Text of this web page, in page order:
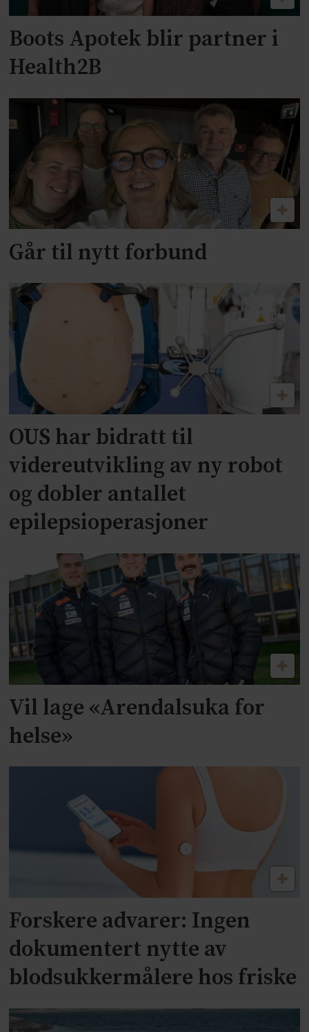
Boots Apotek blir partner i
Health2B
Går til nytt forbund
OUS har bidratt til
videreutvikling av ny robot
og dobler antallet
epilepsioperasjoner
Vil lage «Arendalsuka for
helse»
Forskere advarer: Ingen
dokumentert nytte av
blodsukkermålere hos friske